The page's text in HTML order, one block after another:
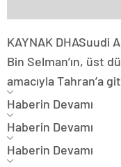
KAYNAK DHASuudi
Bin Selman’ın, üst
amacıyla Tahran’a
Haberin Devamı
Haberin Devamı
Haberin Devamı